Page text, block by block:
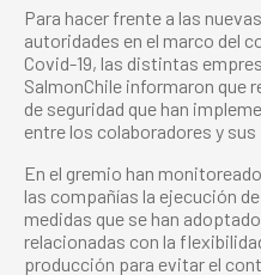
Para hacer frente a las
autoridades en el marco del
Covid-19, las distintas
SalmonChile informaron que
de seguridad que han
entre los colaboradores y sus
En el gremio han
las compañías la ejecución
medidas que se han
relacionadas con la
producción para evitar el